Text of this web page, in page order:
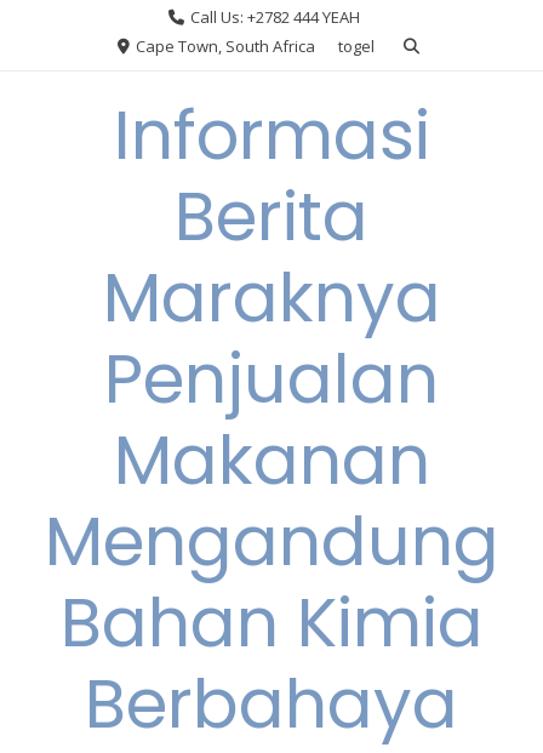
Call Us: +2782 444 YEAH
Cape Town, South Africa
togel
Informasi
Berita
Maraknya
Penjualan
Makanan
Mengandung
Bahan Kimia
Berbahaya